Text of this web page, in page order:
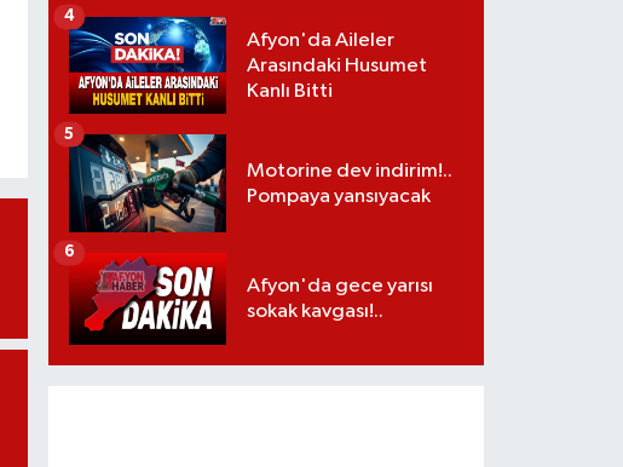
Afyon'da Aileler
Arasındaki Husumet
Kanlı Bitti
4
Motorine dev indirim!..
Pompaya yansıyacak
5
Afyon'da gece yarısı
sokak kavgası!..
6